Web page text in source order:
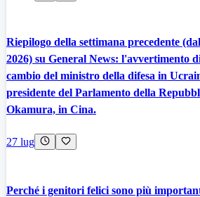
Riepilogo della settimana precedente
2026) su General News: l'avvertimento
cambio del ministro della difesa in
presidente del Parlamento della
Okamura, in Cina.
27 lug
Perché i genitori felici sono più